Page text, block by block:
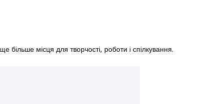
місця для творчості, роботи і спілкування.